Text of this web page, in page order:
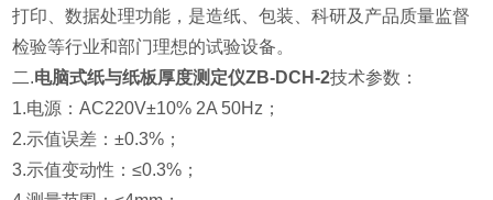
打印、数据处理功能，是造纸、包装、科研及产品质量监督
检验等行业和部门理想的试验设备。
二.电脑式纸与纸板厚度测定仪ZB-DCH-2技术参数：
1.电源：AC220V±10% 2A 50Hz；
2.示值误差：±0.3%；
3.示值变动性：≤0.3%；